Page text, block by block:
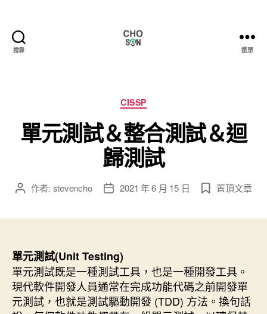
搜尋
大
小
事
選單
分
類
CISSP
單元測試＆整合測試＆迴
歸測試
文 作者: stevencho
文
期
2021 年 6 月 15 日 置頂文章
單元測試(Unit Testing)
單元測試既是一種測試工具，也是一種開發工具。
現代軟件開發人員通常在完成功能代碼之前開發單
元測試，也就是測試驅動開發 (TDD) 方法。換句話